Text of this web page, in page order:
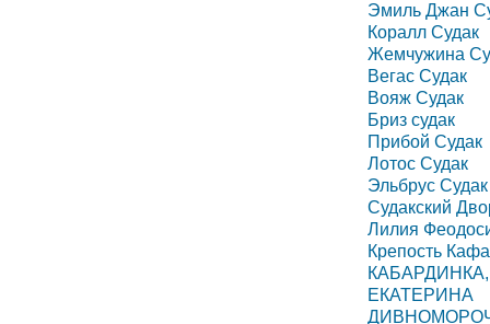
Эмиль Джан
Коралл Судак
Жемчужина
Вегас Судак
Вояж Судак
Бриз судак
Прибой Судак
Лотос Судак
Эльбрус Судак
Судакский
Лилия
Крепость
ЕКАТЕРИНА